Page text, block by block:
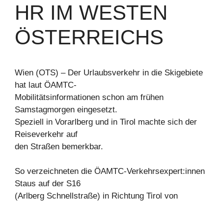
HR IM WESTEN
ÖSTERREICHS
Wien (OTS) – Der Urlaubsverkehr in die Skigebiete
hat laut ÖAMTC-
Mobilitätsinformationen schon am frühen
Samstagmorgen eingesetzt.
Speziell in Vorarlberg und in Tirol machte sich der
Reiseverkehr auf
den Straßen bemerkbar.
So verzeichneten die ÖAMTC-Verkehrsexpert:innen
Staus auf der S16
(Arlberg Schnellstraße) in Richtung Tirol von